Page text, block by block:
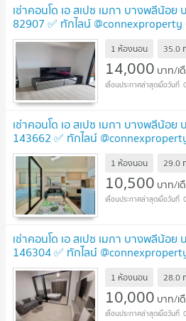
เช่าคอนโด เอ สเปซ เมกา บางพลีน้อ
82907 ✅ ทักไลน์
✅
1 ห้องนอน 35.0
14,000 บาท/เ
เช่าคอนโด เอ สเปซ เมกา บางพลีน้อ
143662 ✅ ทักไลน์
อาชีพ ✅
1 ห้องนอน 29.0
10,500 บาท/เ
เช่าคอนโด เอ สเปซ เมกา บางพลีน้อ
146304 ✅ ทักไลน์
อาชีพ ✅
1 ห้องนอน 28.0
10,000 บาท/เ